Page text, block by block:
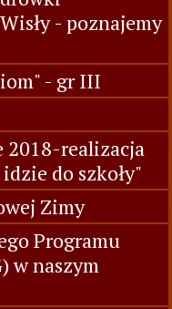
- poznajemy
- gr III
2018-realizacja
do szkoły"
Zimy
Programu
w naszym